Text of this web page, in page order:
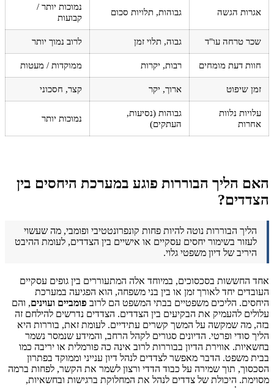
אגרות הגשה גבוהות, תלויות סכום
נמוכות יותר /
קבועות
שכר טרחה עו"ד גבוה, תלוי זמן לרוב נמוך יותר
חוות דעת מומחים רבות, יקרות ממוקדות / מעטות
זמן שיפוט ארוך, יקר קצר, חסכוני
עלויות נלוות
אחרות
גבוהות (נסיעות,
העתקים)
נמוכות יותר
האם הליך הבוררות פוגע במערכת היחסים בין
הצדדים?
הליך הבוררות נוטה להיות פחות קונפרונטטיבי ופומבי, מה שעשוי
לעזור בשימור יחסים עסקיים או אישיים בין הצדדים, לעומת ההיבט
היריב של דיון משפטי גלוי.
אחד החששות בסכסוכים, במיוחד אלה המתעוררים בין גופים עסקיים
העובדים יחד לאורך זמן או בין בני משפחה, הוא הפגיעה במערכת
היחסים. הליכים משפטיים בבתי המשפט הם לרוב פומביים ועוינים, והם
עלולים להעמיק את הבקיעים בין הצדדים. הצדדים נדרשים להילחם זה
בזה, מה שמקשה על המשך קשרים עתידיים. לעומת זאת, בוררות היא
הליך סודי ופרטי. הדיונים סגורים לקהל הרחב, והמידע שנמסר נשמר
בחשאיות. אווירת הדיון בבוררות לרוב אינה כה פורמלית או יריבה כמו
בבית משפט. הדבר מאפשר לצדדים לנהל דיון ענייני וממוקד בפתרון
הסכסוך, תוך שמירה על כבוד הדדי ורצון לשמר את הקשר, לפחות ברמה
מסוימת. היכולת של צדדים לנהל את המחלוקת ברגישות ובחשאיות,